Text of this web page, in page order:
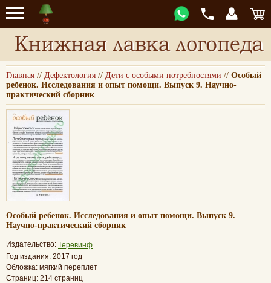
Главная // Дефектология // Дети с особыми потребностями // Особый
ребенок. Исследования и опыт помощи. Выпуск 9. Научно-
практический сборник
Особый ребенок. Исследования и опыт помощи. Выпуск 9.
Научно-практический сборник
Издательство: Теревинф
Год издания: 2017 год
Обложка: мягкий переплет
Страниц: 214 страниц